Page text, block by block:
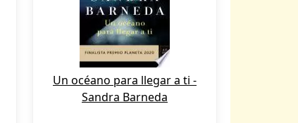
Un océano para llegar a ti -
Sandra Barneda